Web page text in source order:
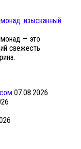
изысканный
— это
свежесть
07.08.2026